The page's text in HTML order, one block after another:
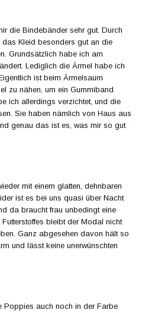
die Bindebänder sehr gut. Durch
Kleid besonders gut an die
Grundsätzlich habe ich am
Lediglich die Ärmel habe ich
ist beim Ärmelsaum
zu nähen, um ein Gummiband
ich allerdings verzichtet, und die
Sie haben nämlich von Haus aus
genau das ist es, was mir so gut
mit einem glatten, dehnbaren
ist es bei uns quasi über Nacht
da braucht frau unbedingt eine
bleibt der Modal nicht
Ganz abgesehen davon hält so
und lässt keine unerwünschten
Poppies auch noch in der Farbe